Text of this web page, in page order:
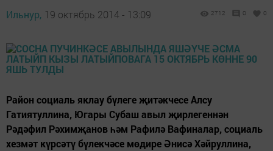
Ильнур, 19 октябрь 2014 - 13:09 2712 0 0
Район социаль яклау бүлеге җитәкчесе Алсу
Гатиятуллина, Югары Субаш авыл җирлегеннән
Рәдәфил Рәхимҗанов һәм Рафилә Вафиналар, социаль
хезмәт күрсәтү бүлекчәсе мөдире Әнисә Хәйруллина,